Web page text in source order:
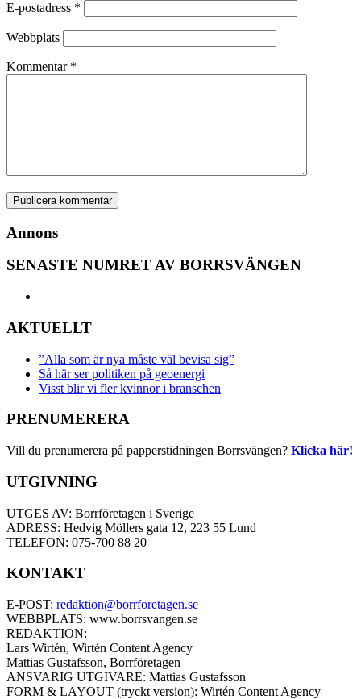
E-postadress *
Webbplats
Kommentar *
Annons
SENASTE NUMRET AV BORRSVÄNGEN
AKTUELLT
”Alla som är nya måste väl bevisa sig”
Så här ser politiken på geoenergi
Visst blir vi fler kvinnor i branschen
PRENUMERERA
Vill du prenumerera på papperstidningen Borrsvängen? Klicka här!
UTGIVNING
UTGES AV: Borrföretagen i Sverige
ADRESS: Hedvig Möllers gata 12, 223 55 Lund
TELEFON: 075-700 88 20
KONTAKT
E-POST: redaktion@borrforetagen.se
WEBBPLATS: www.borrsvangen.se
REDAKTION:
Lars Wirtén, Wirtén Content Agency
Mattias Gustafsson, Borrföretagen
ANSVARIG UTGIVARE: Mattias Gustafsson
FORM & LAYOUT (tryckt version): Wirtén Content Agency